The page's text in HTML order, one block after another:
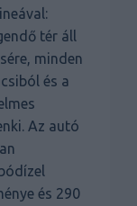
tér áll
minden
és a
Az autó
és 290